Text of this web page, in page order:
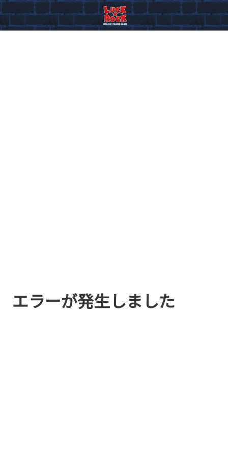
エラーが発生しました